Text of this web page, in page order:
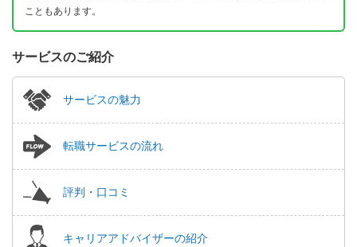
こともあります。
サービスのご紹介
サービスの魅力
転職サービスの流れ
評判・口コミ
キャリアアドバイザーの紹介